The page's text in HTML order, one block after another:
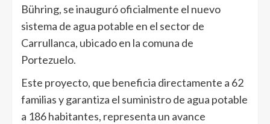
Bühring, se inauguró oficialmente el nuevo
sistema de agua potable en el sector de
Carrullanca, ubicado en la comuna de
Portezuelo.
Este proyecto, que beneficia directamente a 62
familias y garantiza el suministro de agua potable
a 186 habitantes, representa un avance